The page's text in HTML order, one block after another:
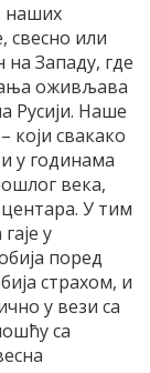
наших
или
Западу, где
оживљава
Русији. Наше
који свакако
у годинама
века,
У тим
у
поред
страхом, и
у вези са
са